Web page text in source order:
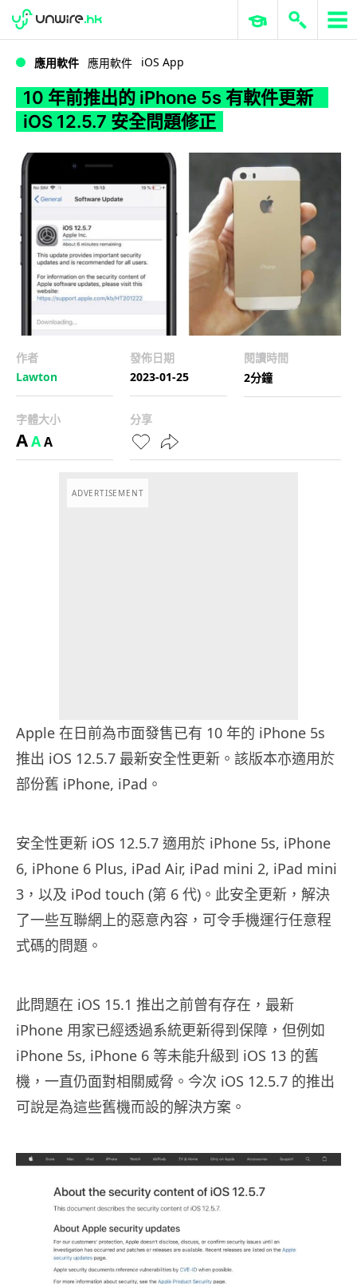
WWDC 2026 ERP 與商業 AI
應用軟件 應用軟件 iOS App
10 年前推出的 iPhone 5s 有軟件更新
iOS 12.5.7 安全問題修正
作者
Lawton
發佈日期
2023-01-25
閱讀時間
2分鐘
字體大小
AAA
分享
ADVERTISEMENT
Apple 在日前為市面發售已有 10 年的 iPhone 5s
推出 iOS 12.5.7 最新安全性更新。該版本亦適用於
部份舊 iPhone, iPad。
安全性更新 iOS 12.5.7 適用於 iPhone 5s, iPhone
6, iPhone 6 Plus, iPad Air, iPad mini 2, iPad mini
3，以及 iPod touch (第 6 代)。此安全更新，解決
了一些互聯網上的惡意內容，可令手機運行任意程
式碼的問題。
此問題在 iOS 15.1 推出之前曾有存在，最新
iPhone 用家已經透過系統更新得到保障，但例如
iPhone 5s, iPhone 6 等未能升級到 iOS 13 的舊
機，一直仍面對相關威脅。今次 iOS 12.5.7 的推出
可說是為這些舊機而設的解決方案。